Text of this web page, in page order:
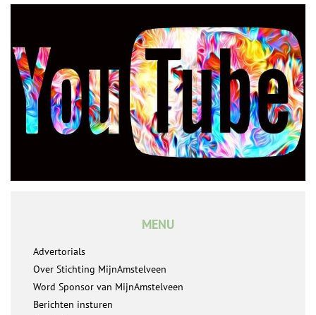
MENU
Advertorials
Over Stichting MijnAmstelveen
Word Sponsor van MijnAmstelveen
Berichten insturen